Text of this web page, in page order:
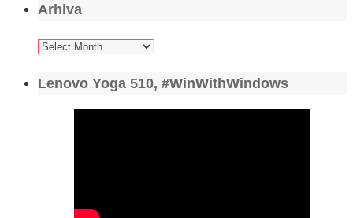
Arhiva
Arhiva
Lenovo Yoga 510, #WinWithWindows